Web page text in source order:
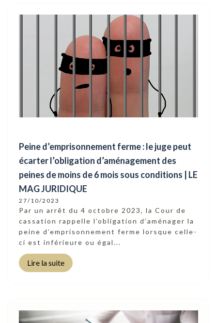
Peine d’emprisonnement ferme : le juge peut
écarter l’obligation d’aménagement des
peines de moins de 6 mois sous conditions | LE
MAG JURIDIQUE
27/10/2023
Par un arrêt du 4 octobre 2023, la Cour de
cassation rappelle l’obligation d’aménager la
peine d’emprisonnement ferme lorsque celle-
ci est inférieure ou égal...
Lire la suite